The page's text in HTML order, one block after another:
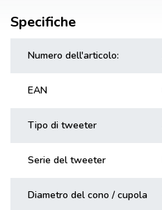
Specifiche
Numero dell'articolo:
EAN
Tipo di tweeter
Serie del tweeter
Diametro del cono / cupola